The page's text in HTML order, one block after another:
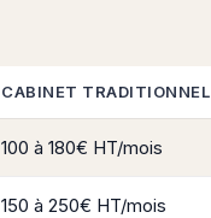
CABINET TRADITIONNEL
100 à 180€ HT/mois
150 à 250€ HT/mois